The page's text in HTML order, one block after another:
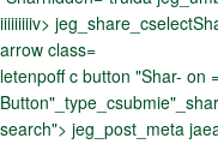
iiiiiiiiiv>
arrow class=
letenpoff c button "Shar- on
search"> jeg_post_meta